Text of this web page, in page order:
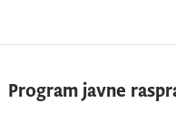
Program javne